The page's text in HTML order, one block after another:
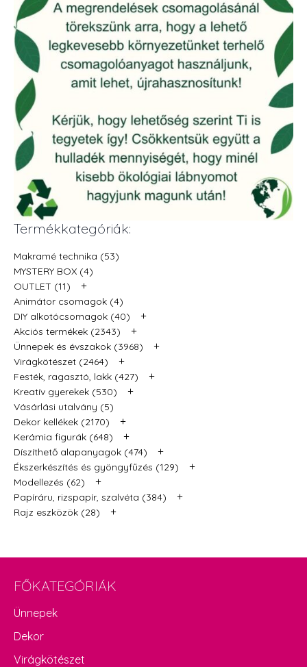
Termékkategóriák:
Makramé technika (53)
MYSTERY BOX (4)
OUTLET (11)
+
Animátor csomagok (4)
DIY alkotócsomagok (40)
+
Akciós termékek (2343) +
Ünnepek és évszakok (3968) +
Virágkötészet (2464) +
Festék, ragasztó, lakk (427) +
Kreatív gyerekek (530) +
Vásárlási utalvány (5)
Dekor kellékek (2170)
+
Kerámia figurák (648) +
Díszíthető alapanyagok (474) +
Ékszerkészítés és gyöngyfűzés (129) +
Modellezés (62) +
Papíráru, rizspapír, szalvéta (384) +
Rajz eszközök (28) +
FŐKATEGÓRIÁK
Ünnepek
Dekor
Virágkötészet